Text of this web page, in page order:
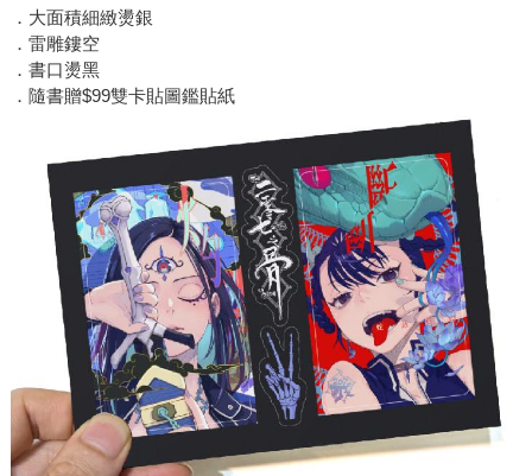
．大面積細緻燙銀
．雷雕鏤空
．書口燙黑
．隨書贈$99雙卡貼圖鑑貼紙